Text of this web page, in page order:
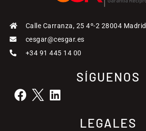
Calle Carranza, 25 4º-2 28004 Madrid
cesgar@cesgar.es
+34 91 445 14 00
SÍGUENOS
LEGALES